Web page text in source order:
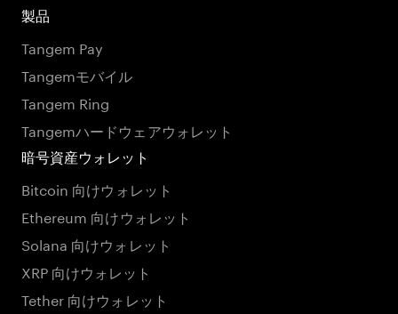
製品
Tangem Pay
Tangemモバイル
Tangem Ring
Tangemハードウェアウォレット
暗号資産ウォレット
Bitcoin 向けウォレット
Ethereum 向けウォレット
Solana 向けウォレット
XRP 向けウォレット
Tether 向けウォレット